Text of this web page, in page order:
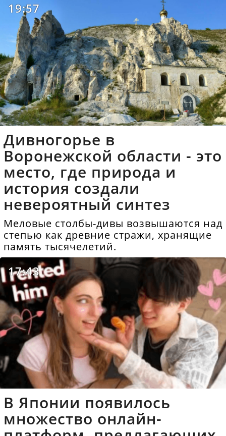
19:57
Дивногорье в
Воронежской области - это
место, где природа и
история создали
невероятный синтез
Меловые столбы-дивы возвышаются над
степью как древние стражи, хранящие
память тысячелетий.
17:43
В Японии появилось
множество онлайн-